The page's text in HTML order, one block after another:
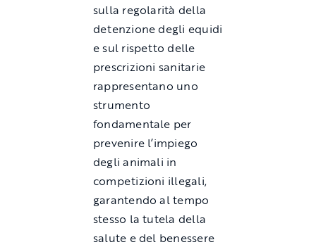
sulla regolarità della
detenzione degli equidi
e sul rispetto delle
prescrizioni sanitarie
rappresentano uno
strumento
fondamentale per
prevenire l’impiego
degli animali in
competizioni illegali,
garantendo al tempo
stesso la tutela della
salute e del benessere